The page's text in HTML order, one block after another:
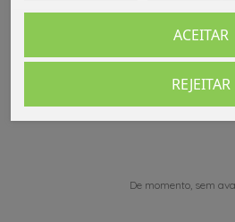
De momento, sem
REJEITAR
ACEITAR